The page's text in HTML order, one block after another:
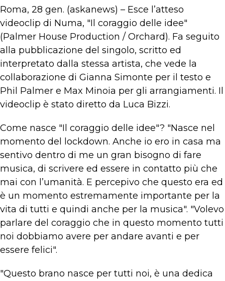
Roma, 28 gen. (askanews) – Esce l’atteso
videoclip di Numa, "Il coraggio delle idee"
(Palmer House Production / Orchard). Fa seguito
alla pubblicazione del singolo, scritto ed
interpretato dalla stessa artista, che vede la
collaborazione di Gianna Simonte per il testo e
Phil Palmer e Max Minoia per gli arrangiamenti. Il
videoclip è stato diretto da Luca Bizzi.
Come nasce "Il coraggio delle idee"? "Nasce nel
momento del lockdown. Anche io ero in casa ma
sentivo dentro di me un gran bisogno di fare
musica, di scrivere ed essere in contatto più che
mai con l’umanità. E percepivo che questo era ed
è un momento estremamente importante per la
vita di tutti e quindi anche per la musica". "Volevo
parlare del coraggio che in questo momento tutti
noi dobbiamo avere per andare avanti e per
essere felici".
"Questo brano nasce per tutti noi, è una dedica